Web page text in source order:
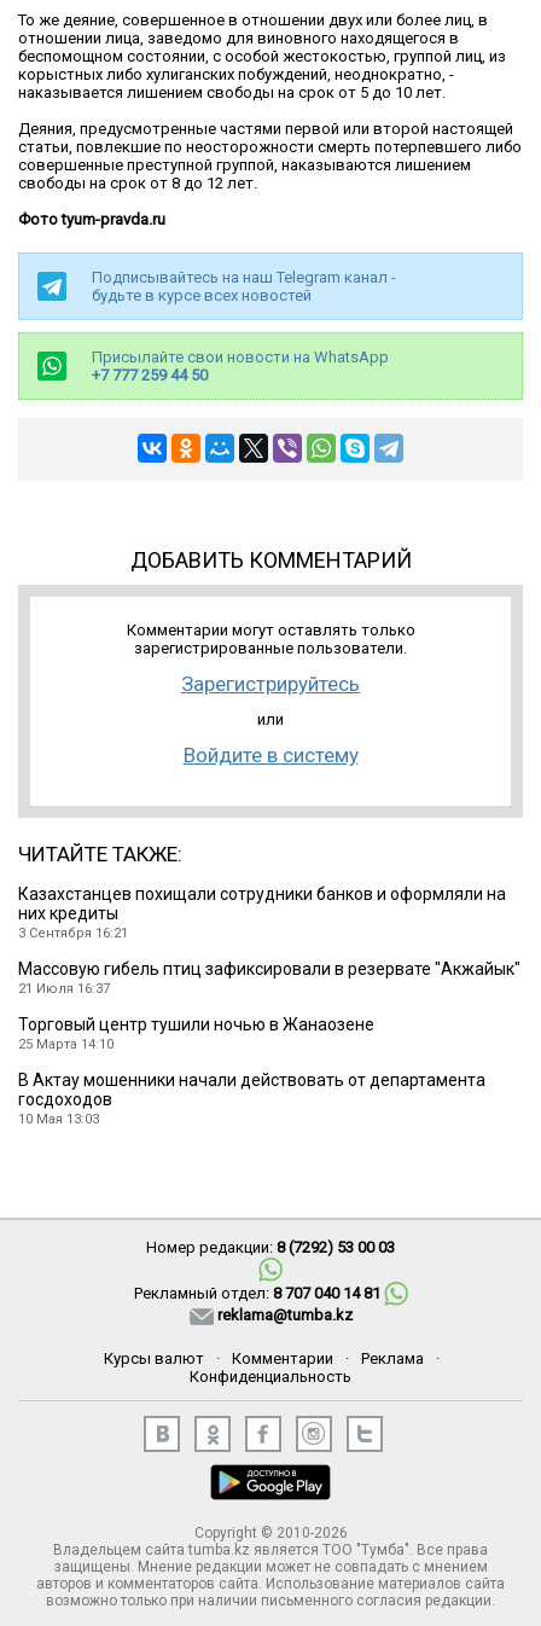
То же деяние, совершенное в отношении двух или более лиц, в
отношении лица, заведомо для виновного находящегося в
беспомощном состоянии, с особой жестокостью, группой лиц, из
корыстных либо хулиганских побуждений, неоднократно, -
наказывается лишением свободы на срок от 5 до 10 лет.
Деяния, предусмотренные частями первой или второй настоящей
статьи, повлекшие по неосторожности смерть потерпевшего либо
совершенные преступной группой, наказываются лишением
свободы на срок от 8 до 12 лет.
Фото tyum-pravda.ru
Подписывайтесь на наш Telegram канал -
будьте в курсе всех новостей
Присылайте свои новости на WhatsApp
+7 777 259 44 50
ДОБАВИТЬ КОММЕНТАРИЙ
Комментарии могут оставлять только
зарегистрированные пользователи.
Зарегистрируйтесь
или
Войдите в систему
ЧИТАЙТЕ ТАКЖЕ:
Казахстанцев похищали сотрудники банков и оформляли на
них кредиты
3 Сентября 16:21
Массовую гибель птиц зафиксировали в резервате ″Акжайык″
21 Июля 16:37
Торговый центр тушили ночью в Жанаозене
25 Марта 14:10
В Актау мошенники начали действовать от департамента
госдоходов
10 Мая 13:03
Номер редакции: 8 (7292) 53 00 03
Рекламный отдел: 8 707 040 14 81
reklama@tumba.kz
Курсы валют · Комментарии · Реклама
·
Конфиденциальность
Copyright © 2010-2026
Владельцем сайта tumba.kz является ТОО "Тумба". Все права
защищены. Мнение редакции может не совпадать с мнением
авторов и комментаторов сайта. Использование материалов сайта
возможно только при наличии письменного согласия редакции.